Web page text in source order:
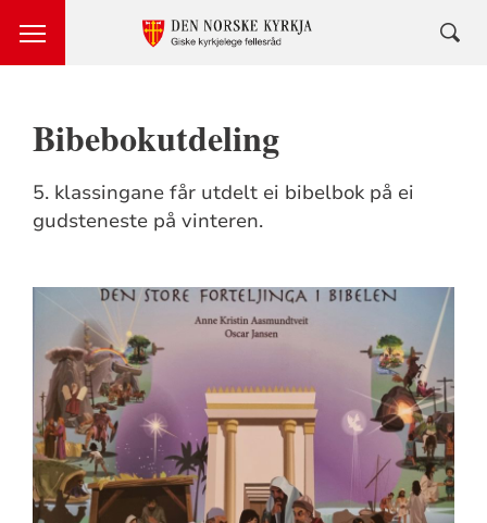
Bibebokutdeling
5. klassingane får utdelt ei bibelbok på ei
gudsteneste på vinteren.